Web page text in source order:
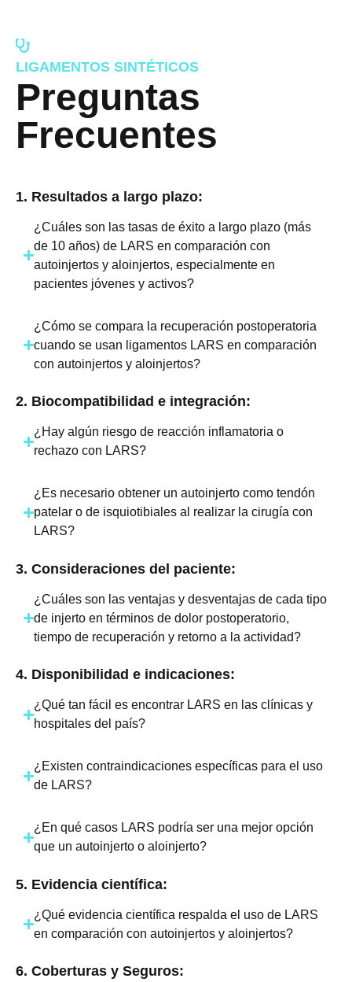
LIGAMENTOS SINTÉTICOS
Preguntas
Frecuentes
1. Resultados a largo plazo:
¿Cuáles son las tasas de éxito a largo plazo (más
de 10 años) de LARS en comparación con
autoinjertos y aloinjertos, especialmente en
pacientes jóvenes y activos?
¿Cómo se compara la recuperación postoperatoria
cuando se usan ligamentos LARS en comparación
con autoinjertos y aloinjertos?
2. Biocompatibilidad e integración:
¿Hay algún riesgo de reacción inflamatoria o
rechazo con LARS?
¿Es necesario obtener un autoinjerto como tendón
patelar o de isquiotibiales al realizar la cirugía con
LARS?
3. Consideraciones del paciente:
¿Cuáles son las ventajas y desventajas de cada tipo
de injerto en términos de dolor postoperatorio,
tiempo de recuperación y retorno a la actividad?
4. Disponibilidad e indicaciones:
¿Qué tan fácil es encontrar LARS en las clínicas y
hospitales del país?
¿Existen contraindicaciones específicas para el uso
de LARS?
¿En qué casos LARS podría ser una mejor opción
que un autoinjerto o aloinjerto?
5. Evidencia científica:
¿Qué evidencia científica respalda el uso de LARS
en comparación con autoinjertos y aloinjertos?
6. Coberturas y Seguros: